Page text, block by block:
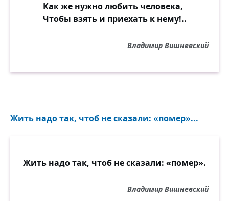
Как же нужно любить человека,
Чтобы взять и приехать к нему!..
Владимир Вишневский
Жить надо так, чтоб не сказали: «помер»...
Жить надо так, чтоб не сказали: «помер».
Владимир Вишневский